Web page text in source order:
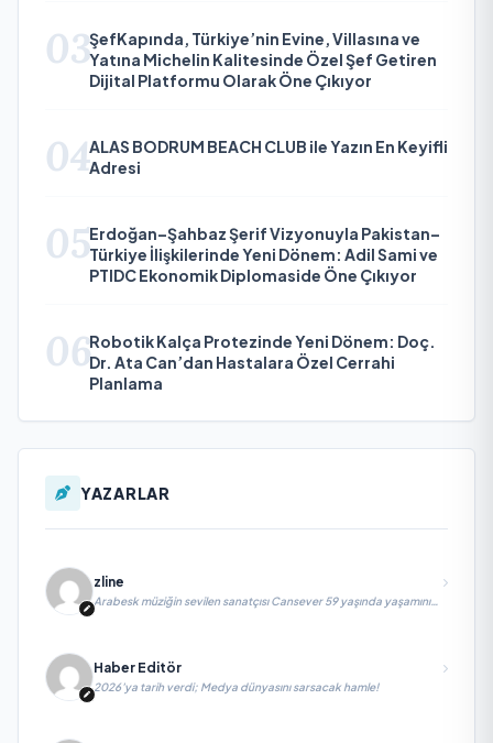
03ŞefKapında, Türkiye’nin Evine, Villasına ve
Yatına Michelin Kalitesinde Özel Şef Getiren
Dijital Platformu Olarak Öne Çıkıyor
04ALAS BODRUM BEACH CLUB ile Yazın En Keyifli
Adresi
05Erdoğan–Şahbaz Şerif Vizyonuyla Pakistan–
Türkiye İlişkilerinde Yeni Dönem: Adil Sami ve
PTIDC Ekonomik Diplomaside Öne Çıkıyor
06Robotik Kalça Protezinde Yeni Dönem: Doç.
Dr. Ata Can’dan Hastalara Özel Cerrahi
Planlama
YAZARLAR
zline
Arabesk müziğin sevilen sanatçısı Cansever 59 yaşında yaşamını
Haber Editör
2026’ya tarih verdi; Medya dünyasını sarsacak hamle!